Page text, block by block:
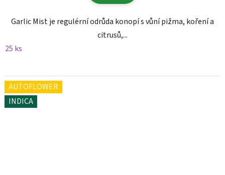
Garlic Mist je regulérní odrůda konopí s vůní pižma, koření a
citrusů,...
25 ks
AUTOFLOWER
INDICA